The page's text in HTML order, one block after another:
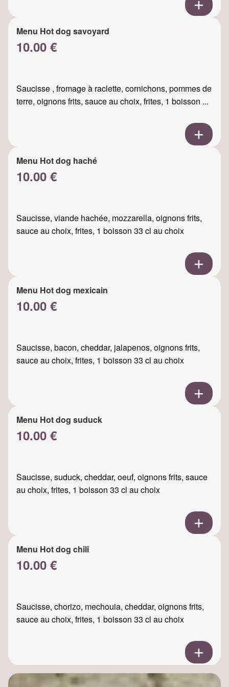
Menu Hot dog savoyard
10.00 €
Saucisse , fromage à raclette, cornichons, pommes de
terre, oignons frits, sauce au choix, frites, 1 boisson ...
Menu Hot dog haché
10.00 €
Saucisse, viande hachée, mozzarella, oignons frits,
sauce au choix, frites, 1 boisson 33 cl au choix
Menu Hot dog mexicain
10.00 €
Saucisse, bacon, cheddar, jalapenos, oignons frits,
sauce au choix, frites, 1 boisson 33 cl au choix
Menu Hot dog suduck
10.00 €
Saucisse, suduck, cheddar, oeuf, oignons frits, sauce
au choix, frites, 1 boisson 33 cl au choix
Menu Hot dog chili
10.00 €
Saucisse, chorizo, mechouia, cheddar, oignons frits,
sauce au choix, frites, 1 boisson 33 cl au choix